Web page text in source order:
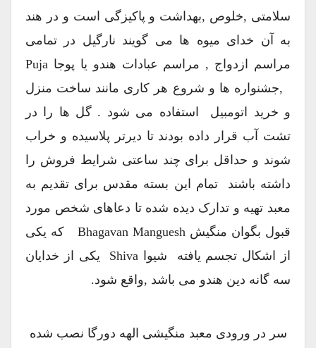
سلامتی ,خلوص ,بهداشت و پاکیزگی است و در هند
به آن خدای میوه ها می گویند نارگیل در تمامی
مراسم ازدواج , مراسم عبادات هندو یا پوجا Puja
,جشنواره ها و شروع هر کاری مانند ساخت منزل
و خرید اتومبیل استفاده می شود . گل ها را در
تشت آب قرار داده بودند تا دیرتر پلاسیده و خراب
شوند و حداقل برای چند ساعتی شرایط فروش را
داشته باشند تمام این بسته مقدس برای تقدیم به
معبد تهیه و تدارک دیده شده تا دعاهای شخص مورد
قبول بگوان منگیش Bhagavan Manguesh که یکی
از اشکال تجسم یافته شیوا Shiva یکی از خدایان
سه گانه دین هندو می باشد ,واقع شود.
سر در ورودی معبد منگیشی الهه دورگا نصب شده